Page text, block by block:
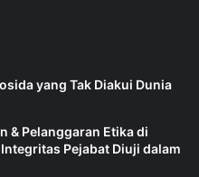
yang Tak Diakui Dunia
& Pelanggaran Etika di
Pejabat Diuji dalam